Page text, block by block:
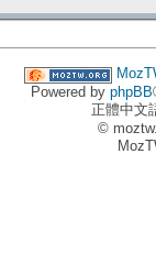
Powered by phpBB
正體中文
©